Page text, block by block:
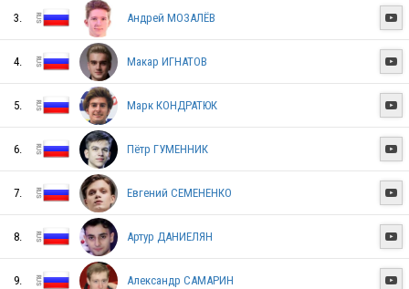
RUS
RUS
RUS
RUS
3. Андрей МОЗАЛЁВ 
4. Макар ИГНАТОВ 
5. Марк КОНДРАТЮК 
6. Пётр ГУМЕННИК 
7. Евгений СЕМЕНЕНКО 
8. Артур ДАНИЕЛЯН 
9. Александр САМАРИН 